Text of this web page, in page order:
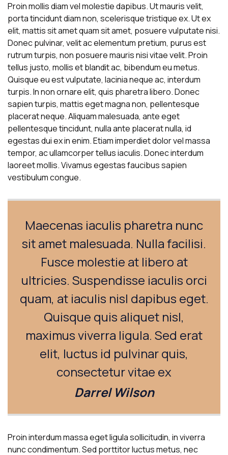
Proin mollis diam vel molestie dapibus. Ut mauris velit,
porta tincidunt diam non, scelerisque tristique ex. Ut ex
elit, mattis sit amet quam sit amet, posuere vulputate nisi.
Donec pulvinar, velit ac elementum pretium, purus est
rutrum turpis, non posuere mauris nisi vitae velit. Proin
tellus justo, mollis et blandit ac, bibendum eu metus.
Quisque eu est vulputate, lacinia neque ac, interdum
turpis. In non ornare elit, quis pharetra libero. Donec
sapien turpis, mattis eget magna non, pellentesque
placerat neque. Aliquam malesuada, ante eget
pellentesque tincidunt, nulla ante placerat nulla, id
egestas dui ex in enim. Etiam imperdiet dolor vel massa
tempor, ac ullamcorper tellus iaculis. Donec interdum
laoreet mollis. Vivamus egestas faucibus sapien
vestibulum congue.
Maecenas iaculis pharetra nunc
sit amet malesuada. Nulla facilisi.
Fusce molestie at libero at
ultricies. Suspendisse iaculis orci
quam, at iaculis nisl dapibus eget.
Quisque quis aliquet nisl,
maximus viverra ligula. Sed erat
elit, luctus id pulvinar quis,
consectetur vitae ex
Darrel Wilson
Proin interdum massa eget ligula sollicitudin, in viverra
nunc condimentum. Sed porttitor luctus metus, nec